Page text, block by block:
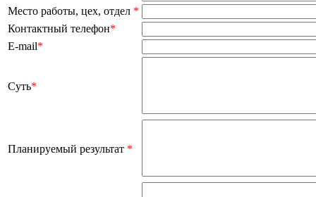
Место работы, цех, отдел *
Контактный телефон*
E-mail*
Суть*
Планируемый результат *